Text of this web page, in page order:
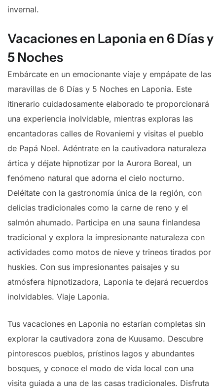
invernal.
Vacaciones en Laponia en 6 Días y
5 Noches
Embárcate en un emocionante viaje y empápate de las
maravillas de 6 Días y 5 Noches en Laponia. Este
itinerario cuidadosamente elaborado te proporcionará
una experiencia inolvidable, mientras exploras las
encantadoras calles de Rovaniemi y visitas el pueblo
de Papá Noel. Adéntrate en la cautivadora naturaleza
ártica y déjate hipnotizar por la Aurora Boreal, un
fenómeno natural que adorna el cielo nocturno.
Deléitate con la gastronomía única de la región, con
delicias tradicionales como la carne de reno y el
salmón ahumado. Participa en una sauna finlandesa
tradicional y explora la impresionante naturaleza con
actividades como motos de nieve y trineos tirados por
huskies. Con sus impresionantes paisajes y su
atmósfera hipnotizadora, Laponia te dejará recuerdos
inolvidables. Viaje Laponia.
Tus vacaciones en Laponia no estarían completas sin
explorar la cautivadora zona de Kuusamo. Descubre
pintorescos pueblos, prístinos lagos y abundantes
bosques, y conoce el modo de vida local con una
visita guiada a una de las casas tradicionales. Disfruta